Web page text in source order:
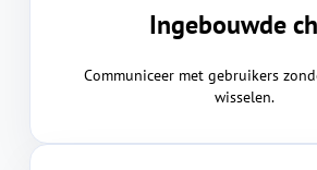
Ingebouwde
Communiceer met gebruikers
wisselen.